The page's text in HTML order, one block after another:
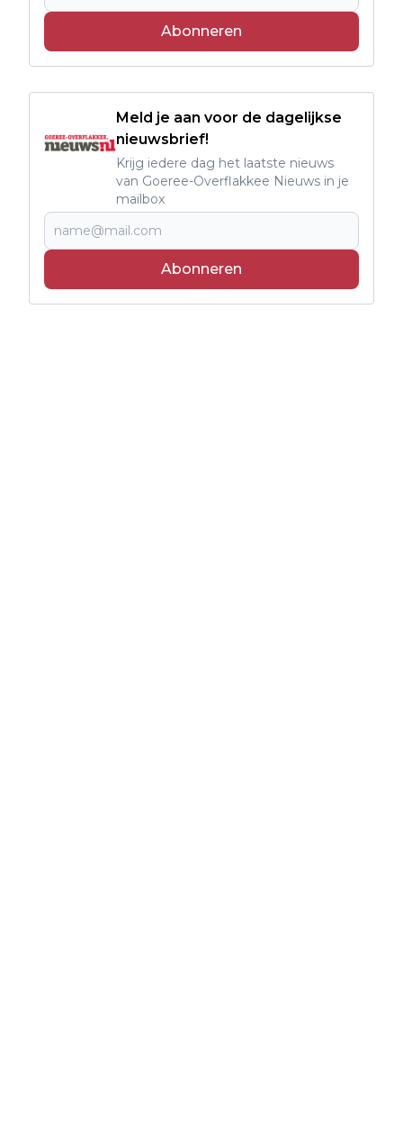
Abonneren
Meld je aan voor de dagelijkse
nieuwsbrief!
Krijg iedere dag het laatste nieuws
van Goeree-Overflakkee Nieuws in je
mailbox
Abonneren